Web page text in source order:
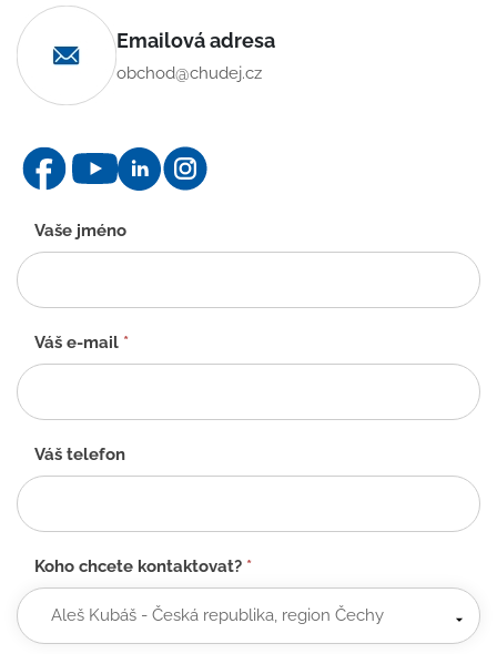
Emailová adresa
obchod@chudej.cz
Kontaktní
formulář
-
CZ
Vaše jméno
Váš e-mail *
Váš telefon
Koho chcete kontaktovat? *